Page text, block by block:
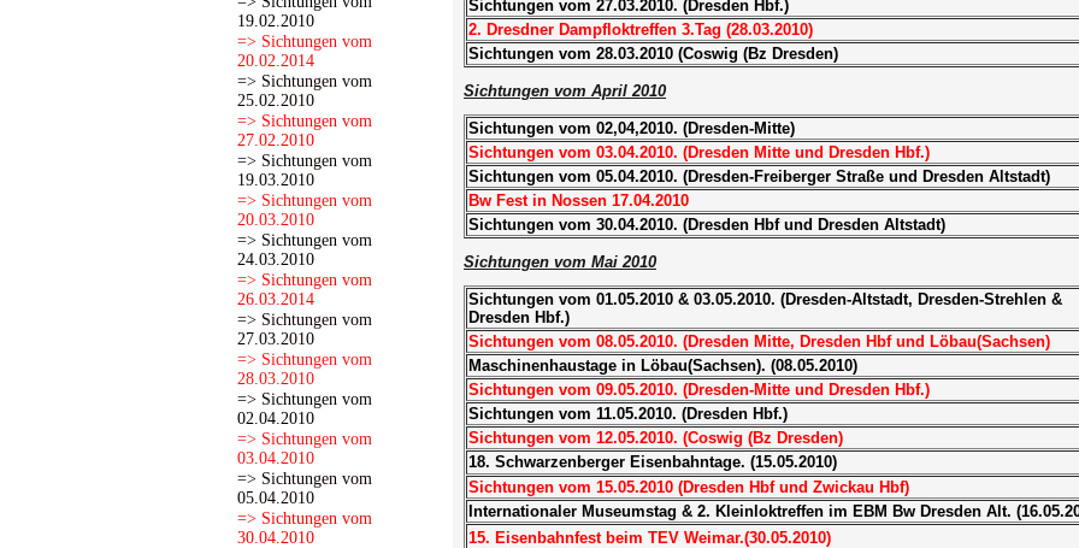
19.02.2010
=> Sichtungen vom
20.02.2014
=> Sichtungen vom
25.02.2010
=> Sichtungen vom
27.02.2010
=> Sichtungen vom
19.03.2010
=> Sichtungen vom
20.03.2010
=> Sichtungen vom
24.03.2010
=> Sichtungen vom
26.03.2014
=> Sichtungen vom
27.03.2010
=> Sichtungen vom
28.03.2010
=> Sichtungen vom
02.04.2010
=> Sichtungen vom
03.04.2010
=> Sichtungen vom
05.04.2010
=> Sichtungen vom
30.04.2010
Sichtungen vom 27.03.2010. (Dresden Hbf.)
2. Dresdner Dampfloktreffen 3.Tag (28.03.2010)
Sichtungen vom 28.03.2010 (Coswig (Bz Dresden)
Sichtungen vom April 2010
Sichtungen vom 02,04,2010. (Dresden-Mitte)
Sichtungen vom 03.04.2010. (Dresden Mitte und Dresden Hbf.)
Sichtungen vom 05.04.2010. (Dresden-Freiberger Straße und Dresden Altstadt)
Bw Fest in Nossen 17.04.2010
Sichtungen vom 30.04.2010. (Dresden Hbf und Dresden Altstadt)
Sichtungen vom Mai 2010
Sichtungen vom 01.05.2010 & 03.05.2010. (Dresden-Altstadt, Dresden-Strehlen &
Dresden Hbf.)
Sichtungen vom 08.05.2010. (Dresden Mitte, Dresden Hbf und Löbau(Sachsen)
Maschinenhaustage in Löbau(Sachsen). (08.05.2010)
Sichtungen vom 09.05.2010. (Dresden-Mitte und Dresden Hbf.)
Sichtungen vom 11.05.2010. (Dresden Hbf.)
Sichtungen vom 12.05.2010. (Coswig (Bz Dresden)
18. Schwarzenberger Eisenbahntage. (15.05.2010)
Sichtungen vom 15.05.2010 (Dresden Hbf und Zwickau Hbf)
Internationaler Museumstag & 2. Kleinloktreffen im EBM Bw Dresden Alt.
15. Eisenbahnfest beim TEV Weimar.(30.05.2010)